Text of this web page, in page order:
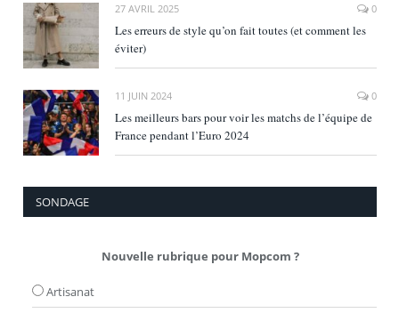
27 AVRIL 2025 0
Les erreurs de style qu’on fait toutes (et comment les
éviter)
11 JUIN 2024 0
Les meilleurs bars pour voir les matchs de l’équipe de
France pendant l’Euro 2024
SONDAGE
Nouvelle rubrique pour Mopcom ?
Artisanat